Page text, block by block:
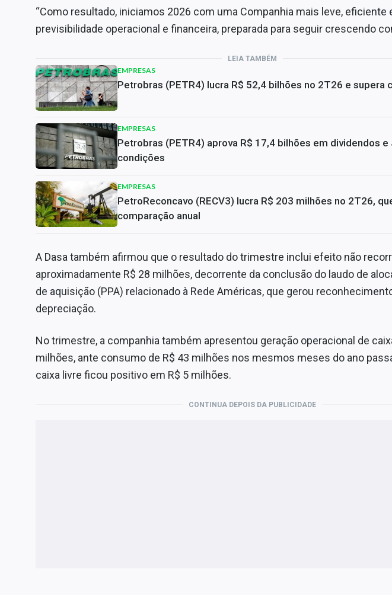
“Como resultado, iniciamos 2026 com uma Companhia mais leve, eficiente
previsibilidade operacional e financeira, preparada para seguir crescendo
LEIA TAMBÉM
EMPRESAS
Petrobras (PETR4) lucra R$ 52,4 bilhões no 2T26 e supera
EMPRESAS
Petrobras (PETR4) aprova R$ 17,4 bilhões em dividendos e
condições
EMPRESAS
PetroReconcavo (RECV3) lucra R$ 203 milhões no 2T26,
comparação anual
A Dasa também afirmou que o resultado do trimestre inclui efeito não
aproximadamente R$ 28 milhões, decorrente da conclusão do laudo de
de aquisição (PPA) relacionado à Rede Américas, que gerou
depreciação.
No trimestre, a companhia também apresentou geração operacional de
milhões, ante consumo de R$ 43 milhões nos mesmos meses do ano
caixa livre ficou positivo em R$ 5 milhões.
CONTINUA DEPOIS DA PUBLICIDADE